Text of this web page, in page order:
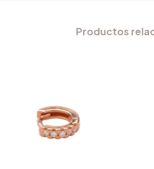
Productos